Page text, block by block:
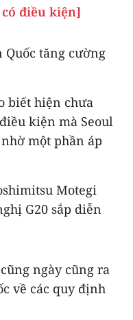
điều kiện]
Quốc tăng cường
biết hiện chưa
kiện mà Seoul
một phần áp
Motegi
G20 sắp diễn
ngày cũng ra
về các quy định